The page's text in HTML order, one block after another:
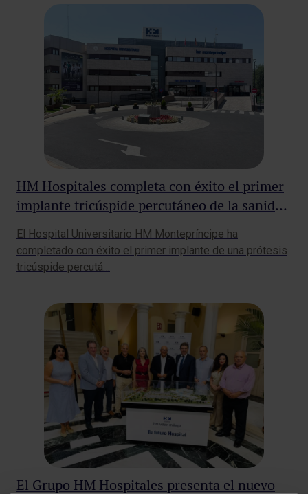
HM Hospitales completa con éxito el primer
implante tricúspide percutáneo de la sanidad
El Hospital Universitario HM Montepríncipe ha
completado con éxito el primer implante de una prótesis
tricúspide percutá…
El Grupo HM Hospitales presenta el nuevo